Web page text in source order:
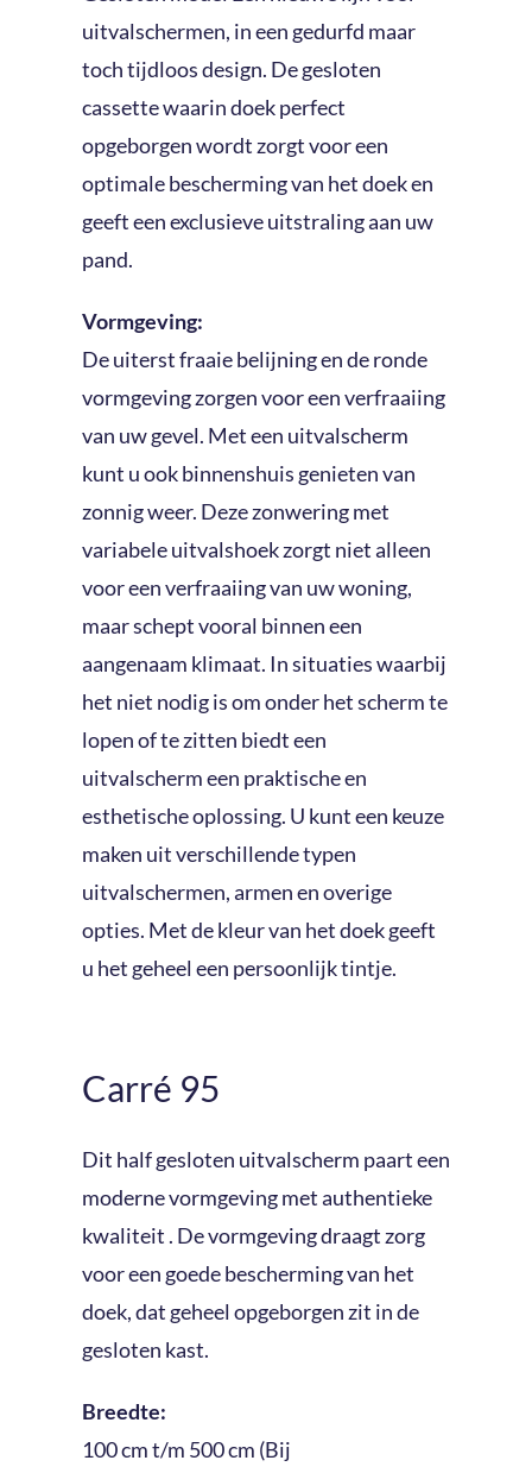
uitvalschermen, in een gedurfd maar
toch tijdloos design. De gesloten
cassette waarin doek perfect
opgeborgen wordt zorgt voor een
optimale bescherming van het doek en
geeft een exclusieve uitstraling aan uw
pand.
Vormgeving:
De uiterst fraaie belijning en de ronde
vormgeving zorgen voor een verfraaiing
van uw gevel. Met een uitvalscherm
kunt u ook binnenshuis genieten van
zonnig weer. Deze zonwering met
variabele uitvalshoek zorgt niet alleen
voor een verfraaiing van uw woning,
maar schept vooral binnen een
aangenaam klimaat. In situaties waarbij
het niet nodig is om onder het scherm te
lopen of te zitten biedt een
uitvalscherm een praktische en
esthetische oplossing. U kunt een keuze
maken uit verschillende typen
uitvalschermen, armen en overige
opties. Met de kleur van het doek geeft
u het geheel een persoonlijk tintje.
Carré 95
Dit half gesloten uitvalscherm paart een
moderne vormgeving met authentieke
kwaliteit . De vormgeving draagt zorg
voor een goede bescherming van het
doek, dat geheel opgeborgen zit in de
gesloten kast.
Breedte:
100 cm t/m 500 cm (Bij